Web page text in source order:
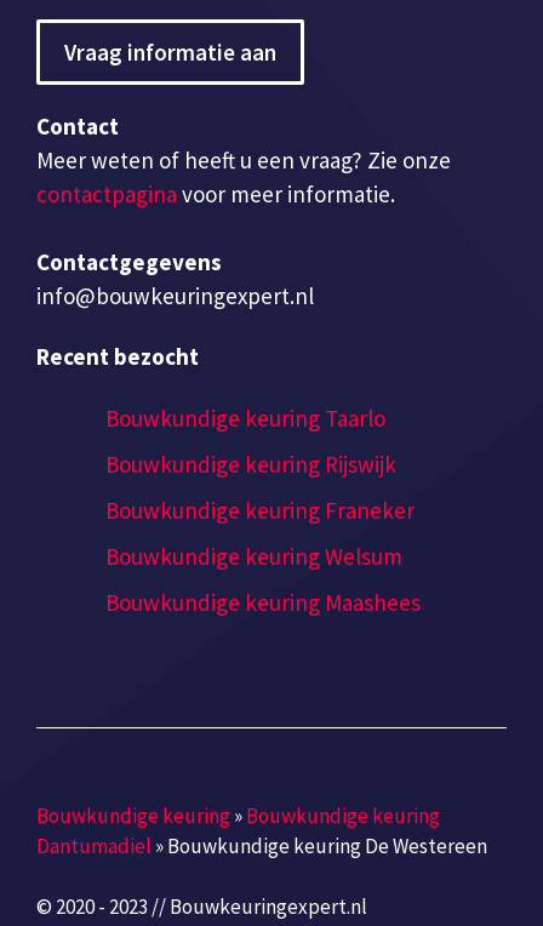
Vraag informatie aan
Contact
Meer weten of heeft u een vraag? Zie onze
contactpagina voor meer informatie.
Contactgegevens
info@bouwkeuringexpert.nl
Recent bezocht
Bouwkundige keuring Taarlo
Bouwkundige keuring Rijswijk
Bouwkundige keuring Franeker
Bouwkundige keuring Welsum
Bouwkundige keuring Maashees
Bouwkundige keuring»Bouwkundige keuring
Dantumadiel »Bouwkundige keuring De Westereen
© 2020 - 2023 // Bouwkeuringexpert.nl